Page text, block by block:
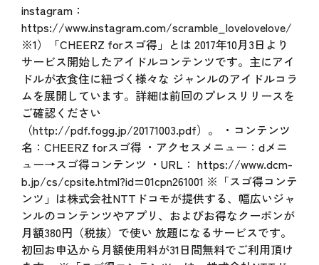
instagram：
https://www.instagram.com/scramble_lovelovelove/
※1）「CHEERZ forスゴ得」とは 2017年10月3日より
サービス開始したアイドルコンテンツです。主にアイ
ドルが衣食住に紐づく様々な ジャンルのアイドルコラ
ムを展開しています。詳細は前回のプレスリリースを
ご確認ください
（http://pdf.fogg.jp/20171003.pdf）。 ・コンテンツ
名：CHEERZ forスゴ得 ・アクセスメニュー：dメニ
ュー→スゴ得コンテンツ ・URL： https://www.dcm-
b.jp/cs/cpsite.html?id=01cpn261001 ※「スゴ得コンテ
ンツ」は株式会社NTTドコモが提供する、幅広いジャ
ンルのコンテンツやアプリ、およびお得なクーポンが
月額380円（税抜）で使い 放題になるサービスです。
初回お申込から月額使用料が31日間無料でご利用頂け